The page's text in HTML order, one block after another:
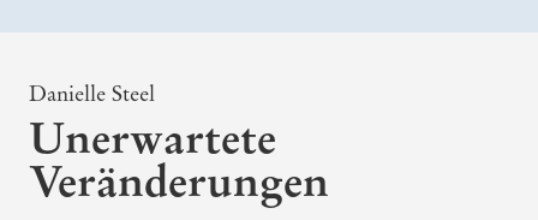
Danielle Steel
Unerwartete
Veränderungen